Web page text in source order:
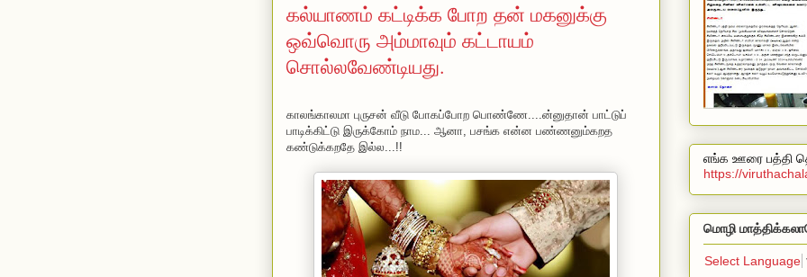
கல்யாணம் கட்டிக்க போற தன் மகனுக்கு
ஒவ்வொரு அம்மாவும் கட்டாயம்
சொல்லவேண்டியது.
காலங்காலமா புருசன் வீடு போகப்போற பொண்ணே....ன்னுதான் பாட்டுப்
பாடிக்கிட்டு இருக்கோம் நாம... ஆனா, பசங்க என்ன பண்ணனும்கறத
கண்டுக்கறதே இல்ல...!!
எங்க ஊரை பத்தி
https://
மொழி
Select Language